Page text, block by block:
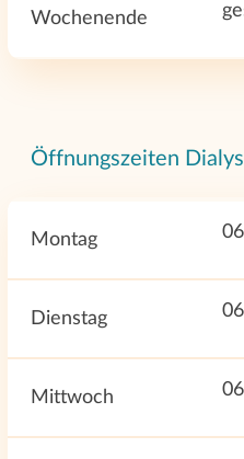
Wochenende
Öffnungszeiten
Montag
Dienstag
Mittwoch